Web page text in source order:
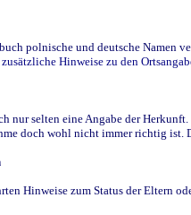
polnische und deutsche Namen
Hinweise zu den
nur selten eine Angabe der
doch wohl nicht immer richtig ist.
Hinweise zum Status der Eltern